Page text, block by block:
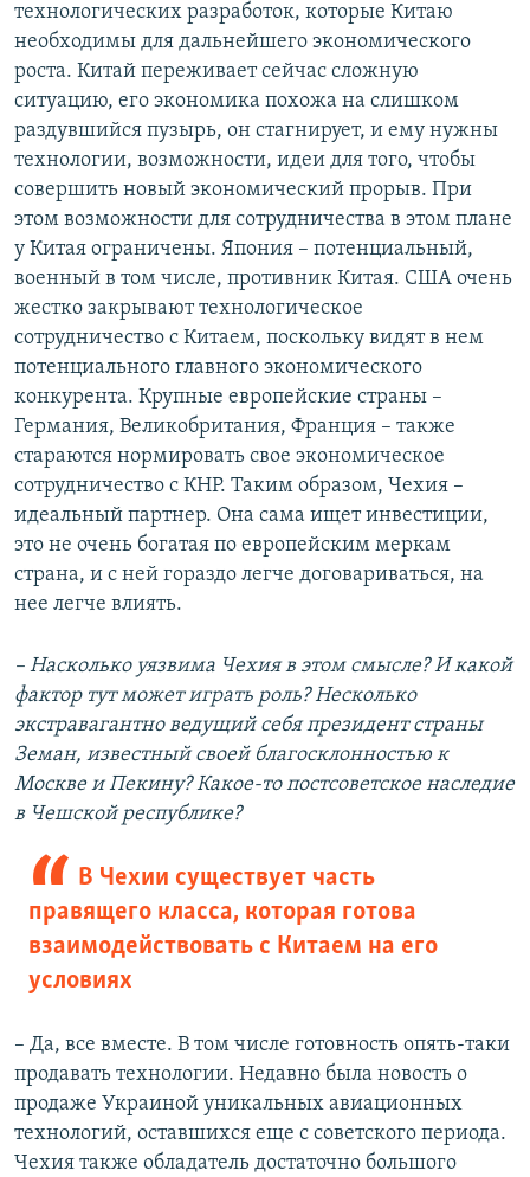
технологических разработок, которые Китаю
необходимы для дальнейшего экономического
роста. Китай переживает сейчас сложную
ситуацию, его экономика похожа на слишком
раздувшийся пузырь, он стагнирует, и ему нужны
технологии, возможности, идеи для того, чтобы
совершить новый экономический прорыв. При
этом возможности для сотрудничества в этом плане
у Китая ограничены. Япония – потенциальный,
военный в том числе, противник Китая. США очень
жестко закрывают технологическое
сотрудничество с Китаем, поскольку видят в нем
потенциального главного экономического
конкурента. Крупные европейские страны –
Германия, Великобритания, Франция – также
стараются нормировать свое экономическое
сотрудничество с КНР. Таким образом, Чехия –
идеальный партнер. Она сама ищет инвестиции,
это не очень богатая по европейским меркам
страна, и с ней гораздо легче договариваться, на
нее легче влиять.
– Насколько уязвима Чехия в этом смысле? И какой
фактор тут может играть роль? Несколько
экстравагантно ведущий себя президент страны
Земан, известный своей благосклонностью к
Москве и Пекину? Какое-то постсоветское наследие
в Чешской республике?
В Чехии существует часть
правящего класса, которая готова
взаимодействовать с Китаем на его
условиях
– Да, все вместе. В том числе готовность опять-таки
продавать технологии. Недавно была новость о
продаже Украиной уникальных авиационных
технологий, оставшихся еще с советского периода.
Чехия также обладатель достаточно большого